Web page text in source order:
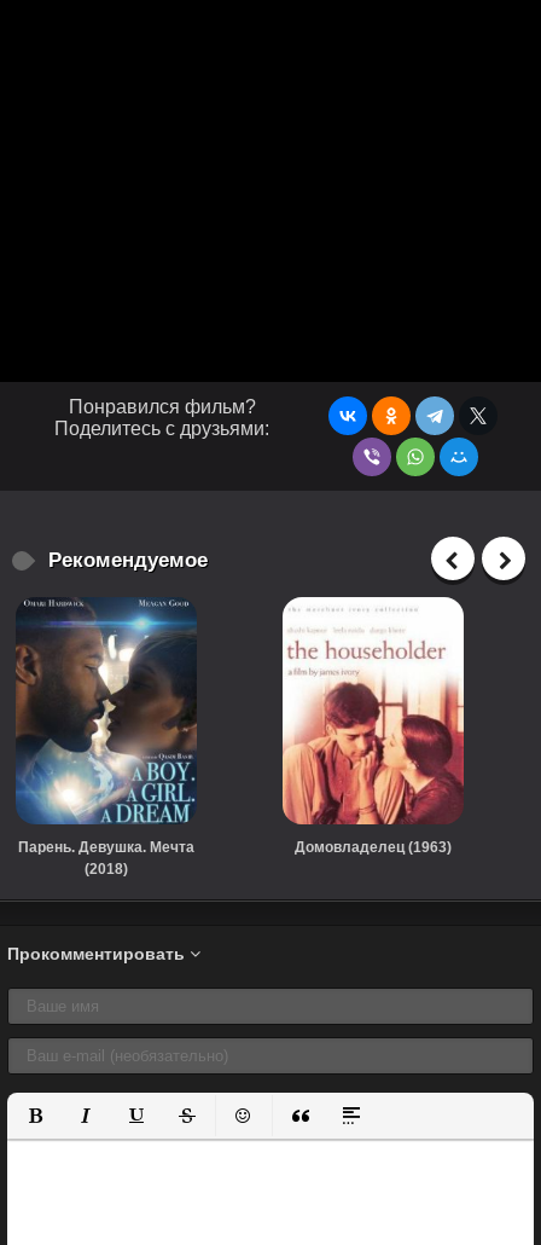
Понравился фильм?
Поделитесь с друзьями:
Рекомендуемое
Парень. Девушка. Мечта
(2018)
Домовладелец (1963)
Прокомментировать
Полужирный
КурсивПодчеркнутый
ЗачеркнутыйВставить смайлик
Вставка цитаты
Вставка спойлера